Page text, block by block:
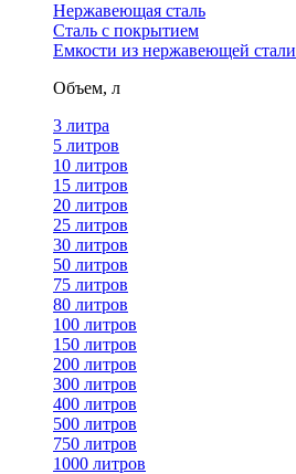
Нержавеющая сталь
Сталь с покрытием
Емкости из нержавеющей стали
Объем, л
3 литра
5 литров
10 литров
15 литров
20 литров
25 литров
30 литров
50 литров
75 литров
80 литров
100 литров
150 литров
200 литров
300 литров
400 литров
500 литров
750 литров
1000 литров